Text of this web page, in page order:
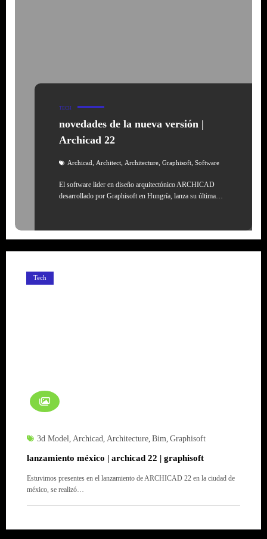
TECH
novedades de la nueva versión |
Archicad 22
Archicad, Architect, Architecture, Graphisoft, Software
El software lider en diseño arquitectónico ARCHICAD
desarrollado por Graphisoft en Hungría, lanza su última…
Tech
3d Model, Archicad, Architecture, Bim, Graphisoft
lanzamiento méxico | archicad 22 | graphisoft
Estuvimos presentes en el lanzamiento de ARCHICAD 22 en la ciudad de
méxico, se realizó…